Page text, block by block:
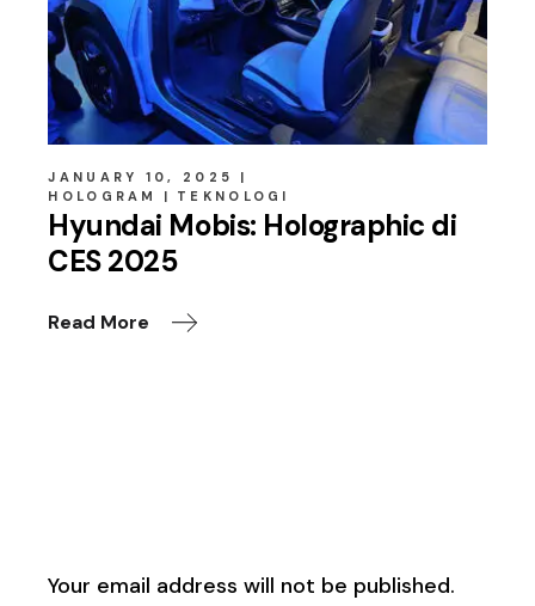
JANUARY 10, 2025
HOLOGRAM
TEKNOLOGI
Hyundai Mobis: Holographic di
CES 2025
Read More
Your email address will not be published.